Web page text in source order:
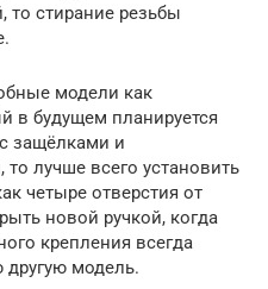
то стирание резьбы
модели как
в будущем планируется
защёлками и
лучше всего установить
четыре отверстия от
новой ручкой, когда
крепления всегда
модель.